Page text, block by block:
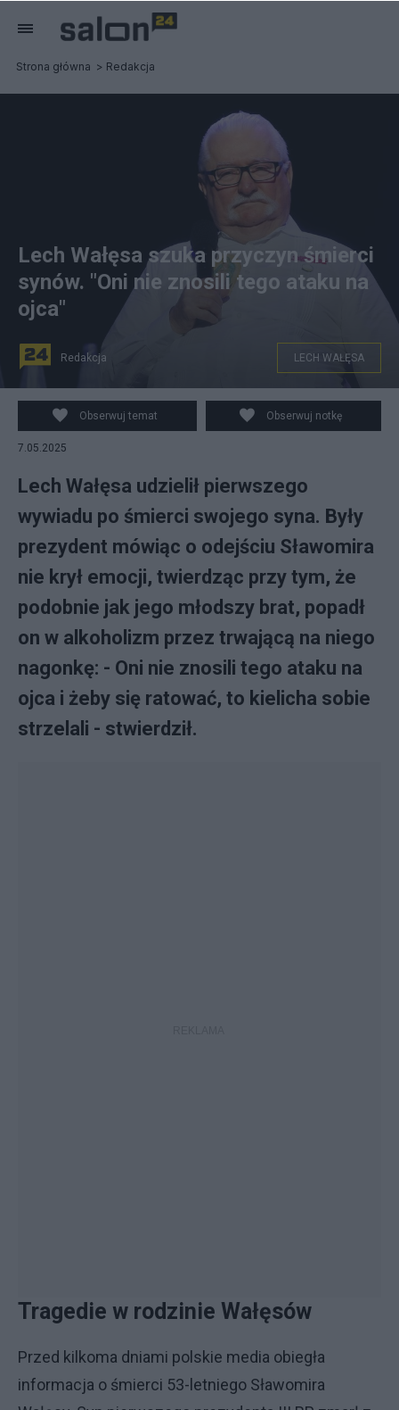
Strona główna Redakcja
Lech Wałęsa szuka przyczyn śmierci
synów. "Oni nie znosili tego ataku na
ojca"
Redakcja LECH WAŁĘSA
Obserwuj temat Obserwuj notkę
7.05.2025
Lech Wałęsa udzielił pierwszego
wywiadu po śmierci swojego syna. Były
prezydent mówiąc o odejściu Sławomira
nie krył emocji, twierdząc przy tym, że
podobnie jak jego młodszy brat, popadł
on w alkoholizm przez trwającą na niego
nagonkę: - Oni nie znosili tego ataku na
ojca i żeby się ratować, to kielicha sobie
strzelali - stwierdził.
Tragedie w rodzinie Wałęsów
Przed kilkoma dniami polskie media obiegła
informacja o śmierci 53-letniego Sławomira